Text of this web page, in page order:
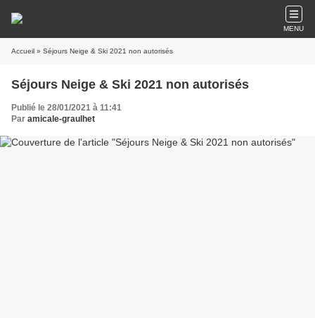
MENU
Accueil » Séjours Neige & Ski 2021 non autorisés
Séjours Neige & Ski 2021 non autorisés
Publié le 28/01/2021 à 11:41
Par amicale-graulhet